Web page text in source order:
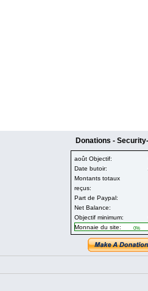
Donations -
août Objectif:
Date butoir:
Montants totaux
reçus:
Part de Paypal:
Net Balance:
Objectif minimum:
Monnaie du site:
0%